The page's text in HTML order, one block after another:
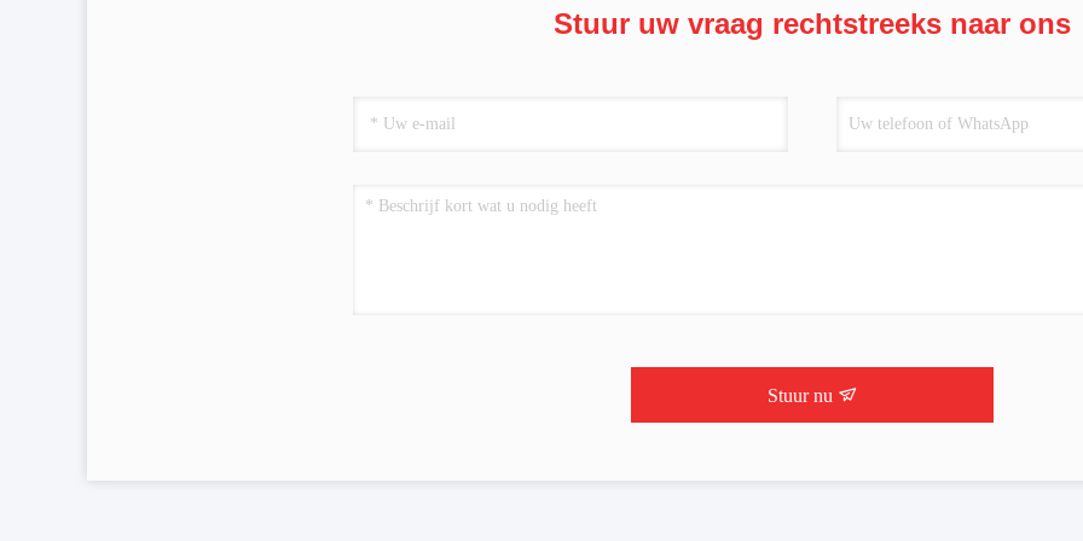
Stuur uw vraag rechtstreeks naar ons
Stuur nu